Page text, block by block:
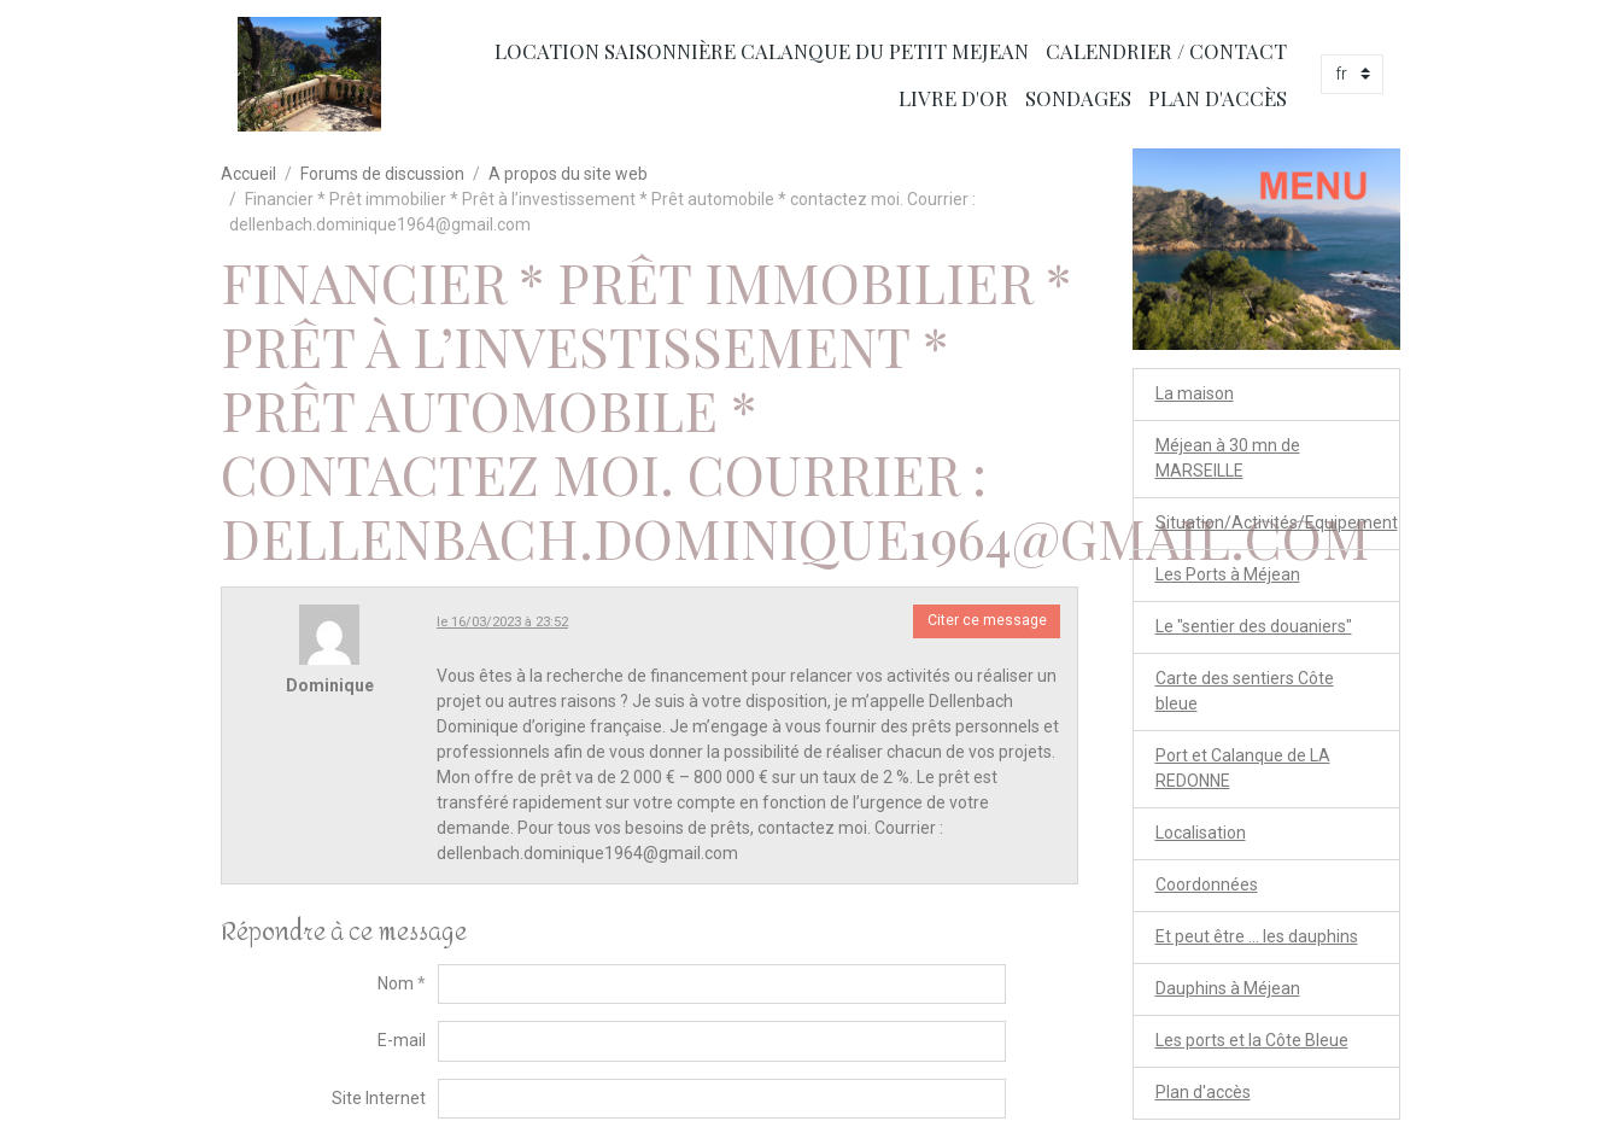
LOCATION SAISONNIÈRE CALANQUE DU PETIT MEJEAN
CALENDRIER / CONTACT
LIVRE D'OR
SONDAGES PLAN D'ACCÈS
Accueil Forums de discussion
A propos du site web
Financier * Prêt immobilier * Prêt à l’investissement * Prêt automobile * contactez moi. Courrier :
dellenbach.dominique1964@gmail.com
FINANCIER * PRÊT IMMOBILIER *
PRÊT À L’INVESTISSEMENT *
PRÊT AUTOMOBILE *
CONTACTEZ MOI. COURRIER :
DELLENBACH.DOMINIQUE1964@GMAIL.COM
Dominique
le 16/03/2023 à 23:52 Citer ce message
Vous êtes à la recherche de financement pour relancer vos activités ou réaliser un
projet ou autres raisons ? Je suis à votre disposition, je m’appelle Dellenbach
Dominique d’origine française. Je m’engage à vous fournir des prêts personnels et
professionnels afin de vous donner la possibilité de réaliser chacun de vos projets.
Mon offre de prêt va de 2 000 € – 800 000 € sur un taux de 2 %. Le prêt est
transféré rapidement sur votre compte en fonction de l’urgence de votre
demande. Pour tous vos besoins de prêts, contactez moi. Courrier :
dellenbach.dominique1964@gmail.com
Répondre à ce message
Nom
E-mail
Site Internet
La maison
Méjean à 30 mn de
MARSEILLE
Situation/Activités/Equipement
Les Ports à Méjean
Le "sentier des douaniers"
Carte des sentiers Côte
bleue
Port et Calanque de LA
REDONNE
Localisation
Coordonnées
Et peut être ... les dauphins
Dauphins à Méjean
Les ports et la Côte Bleue
Plan d'accès